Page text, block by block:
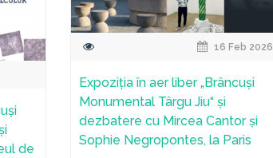
16 Feb 2026
Expoziția în aer liber „Brâncuși
Monumental Târgu Jiu“ și
dezbatere cu Mircea Cantor și
Sophie Negropontes, la Paris
de